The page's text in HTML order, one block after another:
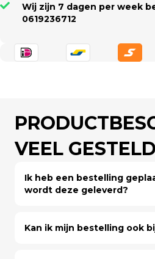
Wij zijn 7 dagen per week
0619236712
VEEL
Ik heb een bestelling
wordt deze geleverd?
Kan ik mijn bestelling ook